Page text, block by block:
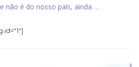
não é do nosso país, ainda …
id="1"]